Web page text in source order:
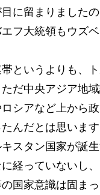
に留まりました
フ大統領もウズ
というよりも、
だ中央アジア地
シアなど上から
んだとは思います
スタン国家が誕
経っていないし
国家意識は固まっ